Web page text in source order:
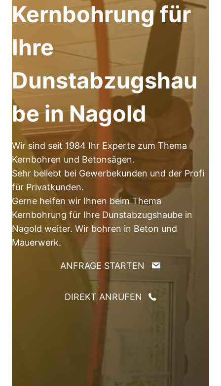
Kernbohrung für
Ihre
Dunstabzugshau
be in Nagold
Wir sind seit 1984 Ihr Experte zum Thema
Kernbohren und Betonsägen.
Sehr beliebt bei Gewerbekunden und der Profi
für Privatkunden.
Gerne helfen wir Ihnen beim Thema
Kernbohrung für Ihre Dunstabzugshaube in
Nagold weiter. Wir bohren in Beton und
Mauerwerk.
ANFRAGE STARTEN
DIREKT ANRUFEN